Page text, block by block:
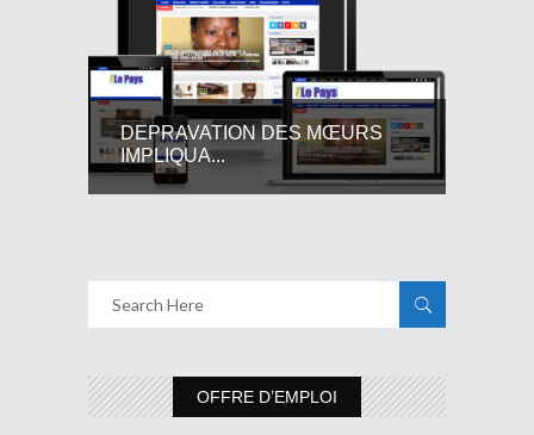
DEPRAVATION DES MŒURS
IMPLIQUA...
OFFRE D’EMPLOI